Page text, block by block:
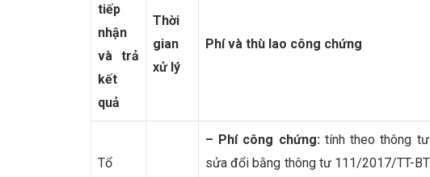
tiếp
nhận
và trả
kết
quả
Thời
gian
xử lý
Phí và thù lao công chứng
Tổ
– Phí công chứng: tính theo thông
sửa đổi bằng thông tư 111/2017/TT-